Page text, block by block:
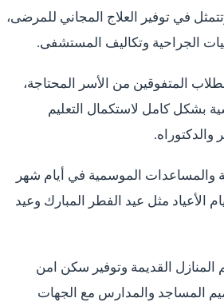
في توفير العلاج المجاني للمرضى،
الجراحية وتكاليف المستشفى.
المتفوقين من الأسر المحتاجة،
بشكل كامل لاستكمال التعليم
والدكتوراه.
والمساعدات الموسمية في أيام شهر
الأعياد مثل عيد الفطر المبارك وعيد
المنازل القديمة وتوفير سكن امن
المساجد والمدارس مع الجهات